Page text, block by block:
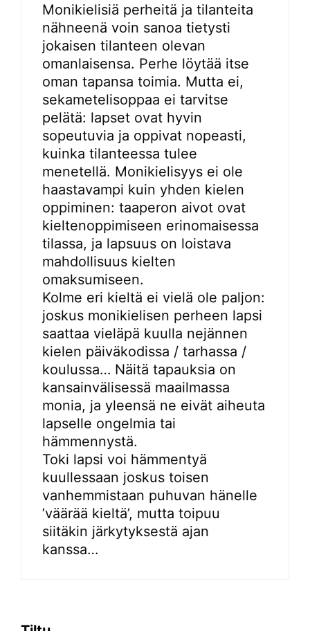
Monikielisiä perheitä ja tilanteita
nähneenä voin sanoa tietysti
jokaisen tilanteen olevan
omanlaisensa. Perhe löytää itse
oman tapansa toimia. Mutta ei,
sekametelisoppaa ei tarvitse
pelätä: lapset ovat hyvin
sopeutuvia ja oppivat nopeasti,
kuinka tilanteessa tulee
menetellä. Monikielisyys ei ole
haastavampi kuin yhden kielen
oppiminen: taaperon aivot ovat
kieltenoppimiseen erinomaisessa
tilassa, ja lapsuus on loistava
mahdollisuus kielten
omaksumiseen.
Kolme eri kieltä ei vielä ole paljon:
joskus monikielisen perheen lapsi
saattaa vieläpä kuulla nejännen
kielen päiväkodissa / tarhassa /
koulussa… Näitä tapauksia on
kansainvälisessä maailmassa
monia, ja yleensä ne eivät aiheuta
lapselle ongelmia tai
hämmennystä.
Toki lapsi voi hämmentyä
kuullessaan joskus toisen
vanhemmistaan puhuvan hänelle
’väärää kieltä’, mutta toipuu
siitäkin järkytyksestä ajan
kanssa…